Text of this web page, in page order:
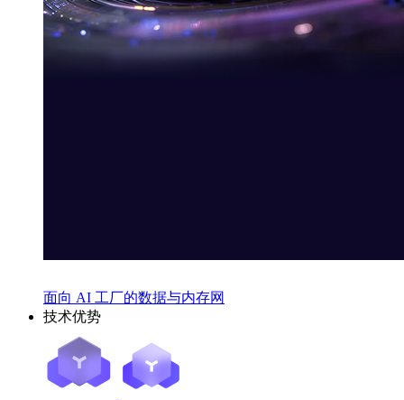
面向 AI 工厂的数据与内存网
技术优势